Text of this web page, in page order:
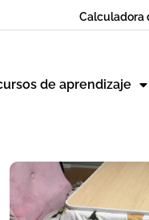
Calculadora
de aprendizaje